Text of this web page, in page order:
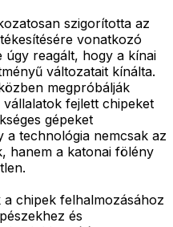
szigorította az
vonatkozó
reagált, hogy a kínai
változatait kínálta.
megpróbálják
fejlett chipeket
gépeket
a technológia nemcsak az
hanem a katonai fölény
chipek felhalmozásához
és